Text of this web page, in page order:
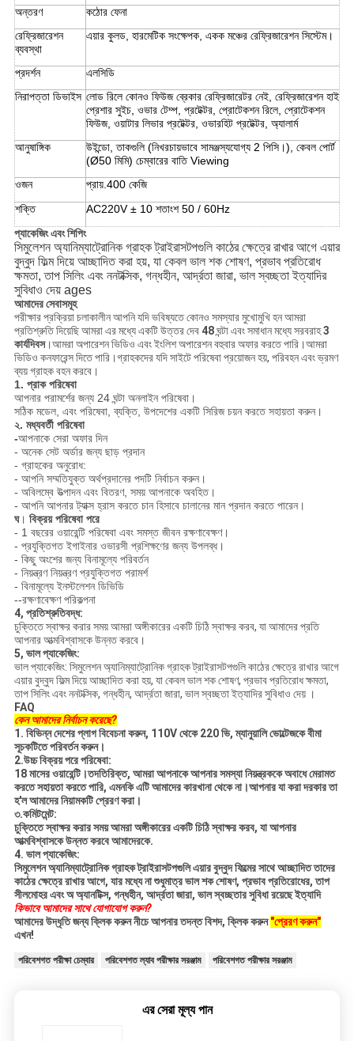
অন্তরণ
কঠোর ফেনা
রেফ্রিজারেশন
ব্যবস্থা
এয়ার কুলড, হারমেটিক সংক্ষেপক, একক মঞ্চের রেফ্রিজারেশন সিস্টেম।
প্রদর্শন
এলসিডি
নিরাপত্তা ডিভাইস লোড রিলে কোনও ফিউজ ব্রেকার রেফ্রিজারেটর নেই, রেফ্রিজারেশন হাই
প্রেশার সুইচ, ওভার টেম্প, প্রটেক্টর, প্রোটেকশন রিলে, প্রোটেকশন
ফিউজ, ওয়াটার লিভার প্রটেক্টর, ওভারহিট প্রটেক্টর, অ্যালার্ম
আনুষাঙ্গিক
উইন্ডো, তাকগুলি (নিখরচায়ভাবে সামঞ্জস্যযোগ্য 2 পিসি।), কেবল পোর্ট
(Ø50 মিমি) চেম্বারের বাতি Viewing
ওজন
প্রায়.400 কেজি
শক্তি
AC220V ± 10 শতাংশ 50 / 60Hz
প্যাকেজিং এবং শিপিং
সিমুলেশন অ্যানিম্যাট্রোনিক গ্রাহক ট্রাইরাসটপগুলি কাঠের ক্ষেত্রে রাখার আগে এয়ার
বুদ্বুদ ফিল্ম দিয়ে আচ্ছাদিত করা হয়, যা কেবল ভাল শক শোষণ, প্রভাব প্রতিরোধ
ক্ষমতা, তাপ সিলিং এবং ননটক্সিক, গন্ধহীন, আর্দ্রতা জারা, ভাল স্বচ্ছতা ইত্যাদির
সুবিধাও দেয় ages
আমাদের সেবাসমূহ
পরীক্ষার প্রক্রিয়া চলাকালীন আপনি যদি ভবিষ্যতে কোনও সমস্যার মুখোমুখি হন আমরা
প্রতিশ্রুতি দিয়েছি আমরা এর মধ্যে একটি উত্তর দেব 48ঘন্টা এবং সমাধান মধ্যে সরবরাহ3
কার্যদিবস।আমরা অপারেশন ভিডিও এবং ইংলিশ অপারেশন বহুবার অফার করতে পারি।আমরা
ভিডিও কনফারেন্স দিতে পারি।গ্রাহকদের যদি সাইটে পরিষেবা প্রয়োজন হয়, পরিবহন এবং ভ্রমণ
ব্যয় গ্রাহক বহন করবে।
1. প্রাক পরিষেবা
আপনার পরামর্শের জন্য 24 ঘন্টা অনলাইন পরিষেবা।
সঠিক মডেল, এবং পরিষেবা, ব্যক্তি, উপদেশের একটি সিরিজ চয়ন করতে সহায়তা করুন।
২. মধ্যবর্তী পরিষেবা
-আপনাকে সেরা অফার দিন
- অনেক সেট অর্ডার জন্য ছাড় প্রদান
- গ্রাহকের অনুরোধ:
- আপনি সম্মতিযুক্ত অর্থপ্রদানের পদটি নির্বাচন করুন।
- অবিলম্বে উত্পাদন এবং বিতরণ, সময় আপনাকে অবহিত।
- আপনি আপনার ট্যাক্স হ্রাস করতে চান হিসাবে চালানের মান প্রদান করতে পারেন।
ঘ। বিক্রয় পরিষেবা পরে
- 1 বছরের ওয়ারেন্টি পরিষেবা এবং সমস্ত জীবন রক্ষণাবেক্ষণ।
- প্রযুক্তিগত ইগাইনার ওভারসী প্রশিক্ষণের জন্য উপলব্ধ।
- কিছু অংশের জন্য বিনামূল্যে পরিবর্তন
- নিয়ন্ত্রণ নিয়ন্ত্রণ প্রযুক্তিগত পরামর্শ
- বিনামূল্যে ইনস্টলেশন ডিভিডি
--রক্ষণাবেক্ষণ পরিকল্পনা
4, প্রতিশ্রুতিবদ্ধ:
চুক্তিতে স্বাক্ষর করার সময় আমরা অঙ্গীকারের একটি চিঠি স্বাক্ষর করব, যা আমাদের প্রতি
আপনার আত্মবিশ্বাসকে উন্নত করবে।
5, ভাল প্যাকেজিং:
ভাল প্যাকেজিং: সিমুলেশন অ্যানিম্যাট্রোনিক গ্রাহক ট্রাইরাসটপগুলি কাঠের ক্ষেত্রে রাখার আগে
এয়ার বুদ্বুদ ফিল্ম দিয়ে আচ্ছাদিত করা হয়, যা কেবল ভাল শক শোষণ, প্রভাব প্রতিরোধ ক্ষমতা,
তাপ সিলিং এবং ননটক্সিক, গন্ধহীন, আর্দ্রতা জারা, ভাল স্বচ্ছতা ইত্যাদির সুবিধাও দেয় ।
FAQ
কেন আমাদের নির্বাচন করেছে?
1. বিভিন্ন দেশের প্লাগ বিবেচনা করুন, 110V থেকে 220 ভি, ম্যানুয়ালি ভোল্টেজকে বীমা
সূচকটিতে পরিবর্তন করুন।
2.উচ্চ বিক্রয় পরে পরিষেবা:
18 মাসের ওয়ারেন্টি।তদতিরিক্ত, আমরা আপনাকে আপনার সমস্যা নিয়ন্ত্রককে অবাধে মেরামত
করতে সহায়তা করতে পারি, এমনকি এটিআমাদের কারখানা থেকে না।আপনার যা করা দরকার তা
হ'ল আমাদের নিয়ামকটি প্রেরণ করা।
৩.কমিটমেন্ট:
চুক্তিতে স্বাক্ষর করার সময় আমরা অঙ্গীকারের একটি চিঠি স্বাক্ষর করব, যা আপনার
আত্মবিশ্বাসকে উন্নত করবেআমাদেরকে.
4. ভাল প্যাকেজিং:
সিমুলেশন অ্যানিম্যাট্রোনিক গ্রাহক ট্রাইরাসটপগুলি এয়ার বুদ্বুদ ফিল্মের সাথে আচ্ছাদিততাদের
কাঠের ক্ষেত্রে রাখার আগে, যার মধ্যে না শুধুমাত্র ভাল শক শোষণ, প্রভাব প্রতিরোধের, তাপ
সীলমোহর এবং অ অ্যানটিক্স, গন্ধহীন, আর্দ্রতা জারা, ভাল স্বচ্ছতার সুবিধা রয়েছেইত্যাদি
কিভাবে আমাদের সাথে যোগাযোগ করুন?
আমাদের উদ্ধৃতি জন্য ক্লিক করুন নীচে আপনার তদন্ত বিশদ, ক্লিক করুন"প্রেরণ করুন"
এখন!
পরিবেশগত পরীক্ষা চেম্বার পরিবেশগত ল্যাব পরীক্ষার সরঞ্জাম পরিবেশগত পরীক্ষার সরঞ্জাম
এর সেরা মূল্য পান